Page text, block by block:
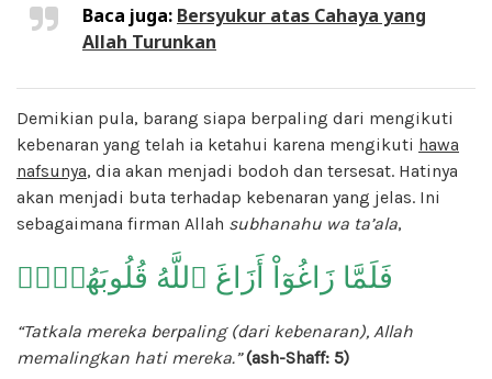
Baca juga: Bersyukur atas Cahaya yang
Allah Turunkan
Demikian pula, barang siapa berpaling dari mengikuti
kebenaran yang telah ia ketahui karena mengikuti hawa
nafsunya, dia akan menjadi bodoh dan tersesat. Hatinya
akan menjadi buta terhadap kebenaran yang jelas. Ini
sebagaimana firman Allah subhanahu wa ta’ala,
فَلَمَّا زَاغُوٓاْ أَزَاغَ ٱللَّهُ قُلُوبَهُمِۡۚ
“Tatkala mereka berpaling (dari kebenaran), Allah
memalingkan hati mereka.”(ash-Shaff: 5)